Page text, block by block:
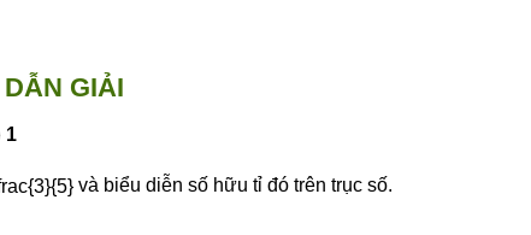
GIẢI
1
và biểu diễn số hữu tỉ đó trên trục số.